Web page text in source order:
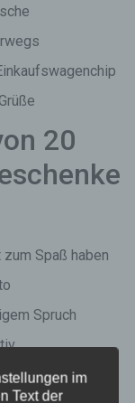
20
Spaß haben
Spruch
Geräuschen
im
Text der